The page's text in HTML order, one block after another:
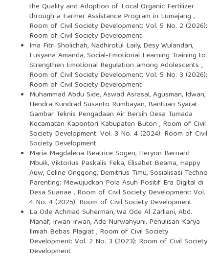
the Quality and Adoption of Local Organic Fertilizer
through a Farmer Assistance Program in Lumajang ,
Room of Civil Society Development: Vol. 5 No. 2 (2026):
Room of Civil Society Development
Ima Fitri Sholichah, Nadhirotul Laily, Desy Wulandari,
Lusyana Amanda,Social-Emotional Learning Training to
Strengthen Emotional Regulation among Adolescents ,
Room of Civil Society Development: Vol. 5 No. 3 (2026):
Room of Civil Society Development
Muhammad Abdu Side, Aswad Asrasal, Agusman, Idwan,
Hendra Kundrad Susanto Rumbayan, Bantuan Syarat
Gambar Teknis Pengadaan Air Bersih Desa Tumada
Kecamatan Kapontori Kabupaten Buton , Room of Civil
Society Development: Vol. 3 No. 4 (2024): Room of Civil
Society Development
Maria Magdalena Beatrice Sogen, Heryon Bernard
Mbuik, Viktorius Paskalis Feka, Elisabet Beama, Happy
Auw, Celine Onggong, Demitrius Timu,Sosialisasi Techno
Parenting: Mewujudkan Pola Asuh Positif Era Digital di
Desa Suanae, Room of Civil Society Development: Vol.
4 No. 4 (2025): Room of Civil Society Development
La Ode Achmad Suherman, Wa Ode Al Zarliani, Abd.
Manaf, Irwan Irwan, Ade Nurwahyuni, Penulisan Karya
Ilmiah Bebas Plagiat, Room of Civil Society
Development: Vol. 2 No. 3 (2023): Room of Civil Society
Development